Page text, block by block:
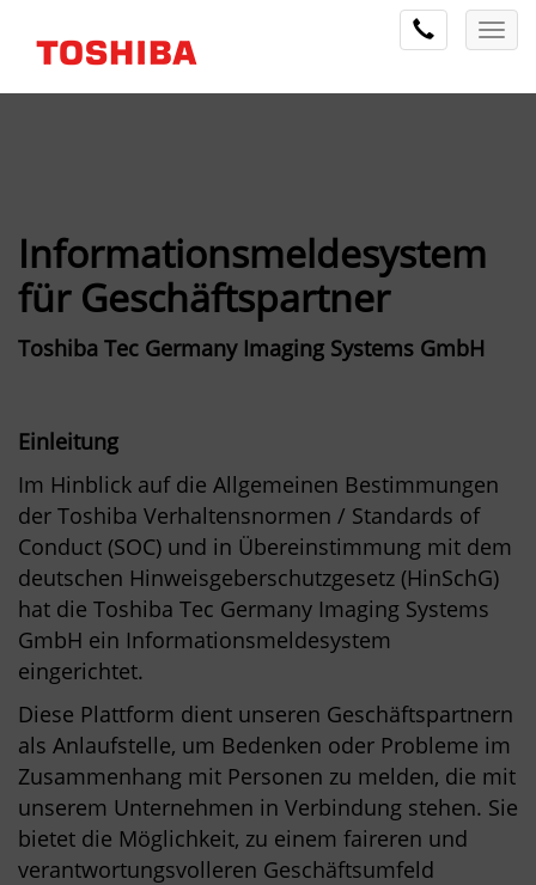
Informationsmeldesystem
für Geschäftspartner
Toshiba Tec Germany Imaging Systems GmbH
Einleitung
Im Hinblick auf die Allgemeinen Bestimmungen
der Toshiba Verhaltensnormen / Standards of
Conduct (SOC) und in Übereinstimmung mit dem
deutschen Hinweisgeberschutzgesetz (HinSchG)
hat die Toshiba Tec Germany Imaging Systems
GmbH ein Informationsmeldesystem
eingerichtet.
Diese Plattform dient unseren Geschäftspartnern
als Anlaufstelle, um Bedenken oder Probleme im
Zusammenhang mit Personen zu melden, die mit
unserem Unternehmen in Verbindung stehen. Sie
bietet die Möglichkeit, zu einem faireren und
verantwortungsvolleren Geschäftsumfeld